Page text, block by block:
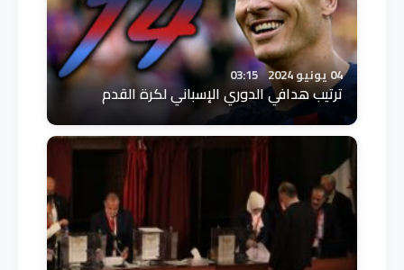
04 يونيو 2024 03:15
ترتيب هدافي الدوري الإسباني لكرة القدم